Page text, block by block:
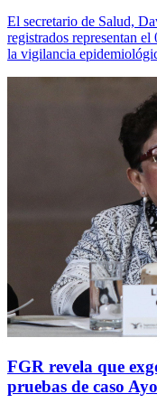
El secretario de Salud,
registrados representan
la vigilancia
FGR revela que
pruebas de caso